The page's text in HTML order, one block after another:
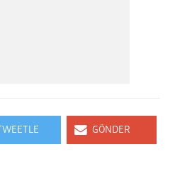
TWEETLE GÖNDER